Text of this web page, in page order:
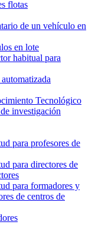
flotas
de un vehículo en
en lote
habitual para
Tecnológico
investigación
para profesores de
para directores de
para formadores y
de centros de